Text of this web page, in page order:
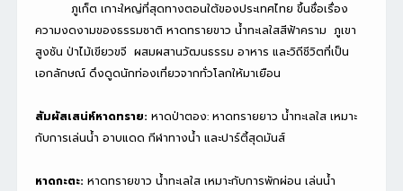
ภูเก็ต เกาะใหญ่ที่สุดทางตอนใต้ของประเทศไทย ขึ้นชื่อเรื่อง
ความงดงามของธรรมชาติ หาดทรายขาว น้ำทะเลใสสีฟ้าคราม ภูเขา
สูงชัน ป่าไม้เขียวขจี ผสมผสานวัฒนธรรม อาหาร และวิถีชีวิตที่เป็น
เอกลักษณ์ ดึงดูดนักท่องเที่ยวจากทั่วโลกให้มาเยือน
สัมผัสเสน่ห์หาดทราย:หาดป่าตอง: หาดทรายยาว น้ำทะเลใส เหมาะ
กับการเล่นน้ำ อาบแดด กีฬาทางน้ำ และปาร์ตี้สุดมันส์
หาดกะตะ: หาดทรายขาว น้ำทะเลใส เหมาะกับการพักผ่อน เล่นน้ำ